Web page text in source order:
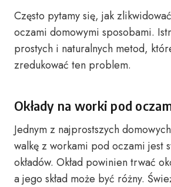
Często pytamy się, jak
oczami domowymi sposobami.
prostych i naturalnych metod,
zredukować ten problem.
Okłady na worki pod
Jednym z najprostszych
walkę z workami pod oczami jest
okładów. Okład powinien trwać
a jego skład może być różny.